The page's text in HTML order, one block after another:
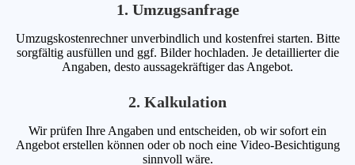
1. Umzugsanfrage
Umzugskostenrechner unverbindlich und kostenfrei starten. Bitte
sorgfältig ausfüllen und ggf. Bilder hochladen. Je detaillierter die
Angaben, desto aussagekräftiger das Angebot.
2. Kalkulation
Wir prüfen Ihre Angaben und entscheiden, ob wir sofort ein
Angebot erstellen können oder ob noch eine Video-Besichtigung
sinnvoll wäre.